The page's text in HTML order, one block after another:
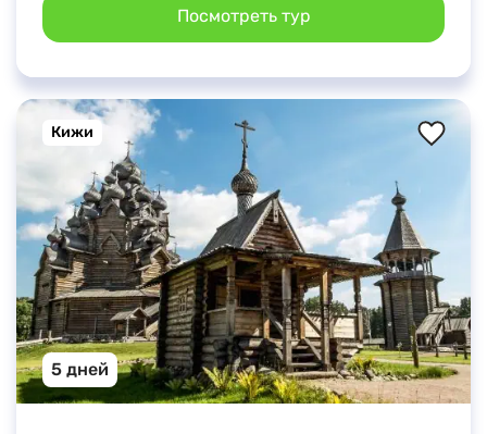
Посмотреть тур
Кижи
5 дней